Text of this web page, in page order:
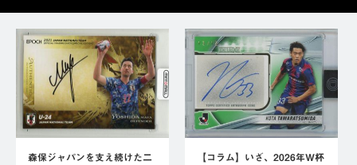
森保ジャパンを支え続けた二
【コラム】いざ、2026年W杯